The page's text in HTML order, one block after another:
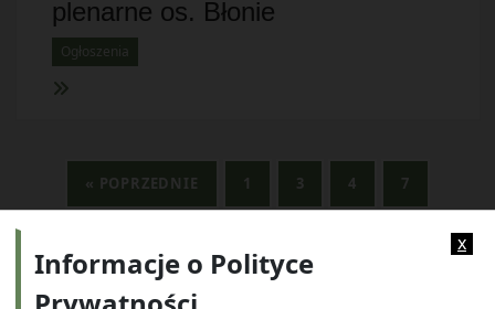
plenarne os. Błonie
Ogłoszenia
« POPRZEDNIE 1 3 4 7
x
Informacje o Polityce